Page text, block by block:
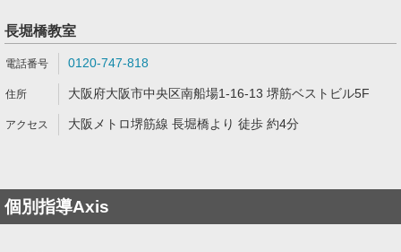
長堀橋教室
0120-747-818
大阪府大阪市中央区南船場1-16-13 堺筋ベストビル5F
大阪メトロ堺筋線 長堀橋より 徒歩 約4分
個別指導Axis